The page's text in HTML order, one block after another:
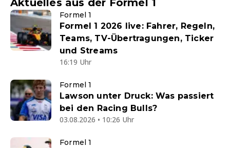
Aktuelles aus der Formel 1
Formel 1
Formel 1 2026 live: Fahrer, Regeln,
Teams, TV-Übertragungen, Ticker
und Streams
16:19 Uhr
Formel 1
Lawson unter Druck: Was passiert
bei den Racing Bulls?
03.08.2026 • 10:26 Uhr
Formel 1